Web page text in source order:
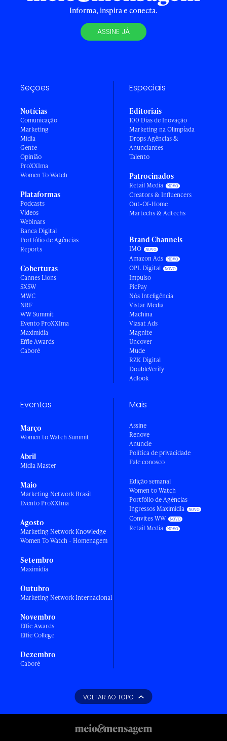
Informa, inspira e conecta.
ASSINE JÁ
Seções
Notícias
Comunicação
Marketing
Mídia
Gente
Opinião
ProXXIma
Women To Watch
Plataformas
Podcasts
Vídeos
Webinars
Banca Digital
Portfólio de Agências
Reports
Coberturas
Cannes Lions
SXSW
MWC
NRF
WW Summit
Evento ProXXIma
Maximídia
Effie Awards
Caboré
Especiais
Editoriais
100 Dias de Inovação
Marketing na Olimpíada
Drops Agências &
Anunciantes
Talento
Patrocinados
Retail Media
Creators & Influencers
Out-Of-Home
Martechs & Adtechs
Brand Channels
IMO
Amazon Ads
OPL Digital
Impulso
PicPay
Nós Inteligência
Vistar Media
Machina
Viasat Ads
Magnite
Uncover
Mude
RZK Digital
DoubleVerify
Adlook
Eventos
Março
Women to Watch Summit
Abril
Mídia Master
Maio
Marketing Network Brasil
Evento ProXXIma
Agosto
Marketing Network Knowledge
Women To Watch - Homenagem
Setembro
Maximídia
Outubro
Marketing Network Internacional
Novembro
Effie Awards
Effie College
Dezembro
Caboré
Mais
Assine
Renove
Anuncie
Política de privacidade
Fale conosco
Edição semanal
Women to Watch
Portfólio de Agências
Ingressos Maximídia
Convites WW
Retail Media
VOLTAR AO TOPO